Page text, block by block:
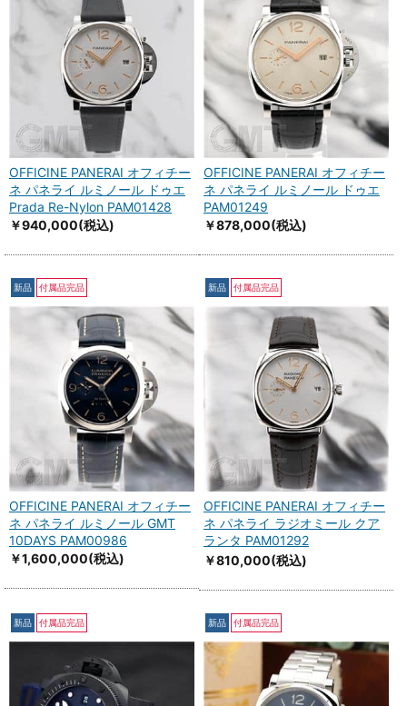
OFFICINE PANERAI オフィチー
ネ パネライ ルミノール ドゥエ
Prada Re-Nylon PAM01428
￥940,000(税込)
OFFICINE PANERAI オフィチー
ネ パネライ ルミノール ドゥエ
PAM01249
￥878,000(税込)
新品 付属品完品
OFFICINE PANERAI オフィチー
ネ パネライ ルミノール GMT
10DAYS PAM00986
￥1,600,000(税込)
新品 付属品完品
OFFICINE PANERAI オフィチー
ネ パネライ ラジオミール クア
ランタ PAM01292
￥810,000(税込)
新品 付属品完品 新品 付属品完品